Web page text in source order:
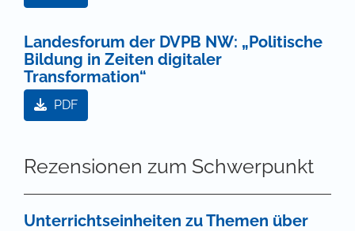
Landesforum der DVPB NW: „Politische
Bildung in Zeiten digitaler
Transformation“
PDF
Rezensionen zum Schwerpunkt
Unterrichtseinheiten zu Themen über